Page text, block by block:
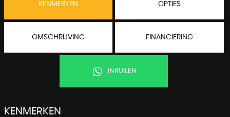
KENMERKEN OPTIES
OMSCHRIJVING FINANCIERING
INRUILEN
KENMERKEN